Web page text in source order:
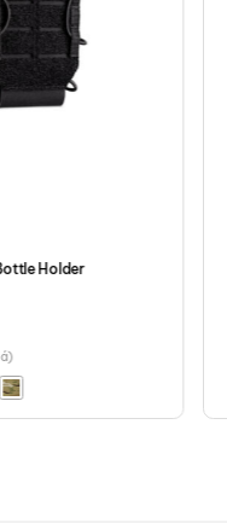
Holder